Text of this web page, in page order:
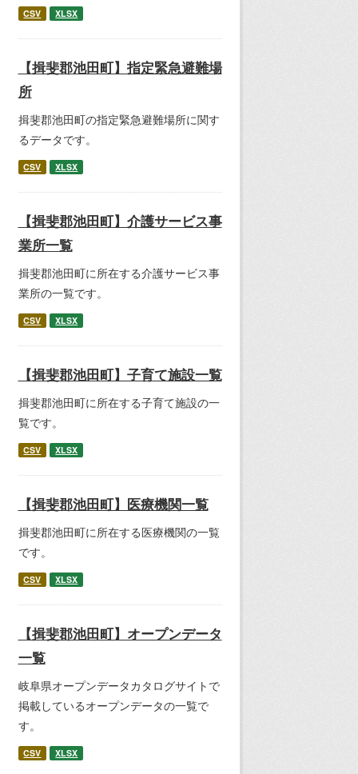
CSV XLSX
【揖斐郡池田町】指定緊急避難場
所
揖斐郡池田町の指定緊急避難場所に関す
るデータです。
CSV XLSX
【揖斐郡池田町】介護サービス事
業所一覧
揖斐郡池田町に所在する介護サービス事
業所の一覧です。
CSV XLSX
【揖斐郡池田町】子育て施設一覧
揖斐郡池田町に所在する子育て施設の一
覧です。
CSV XLSX
【揖斐郡池田町】医療機関一覧
揖斐郡池田町に所在する医療機関の一覧
です。
CSV XLSX
【揖斐郡池田町】オープンデータ
一覧
岐阜県オープンデータカタログサイトで
掲載しているオープンデータの一覧で
す。
CSV XLSX